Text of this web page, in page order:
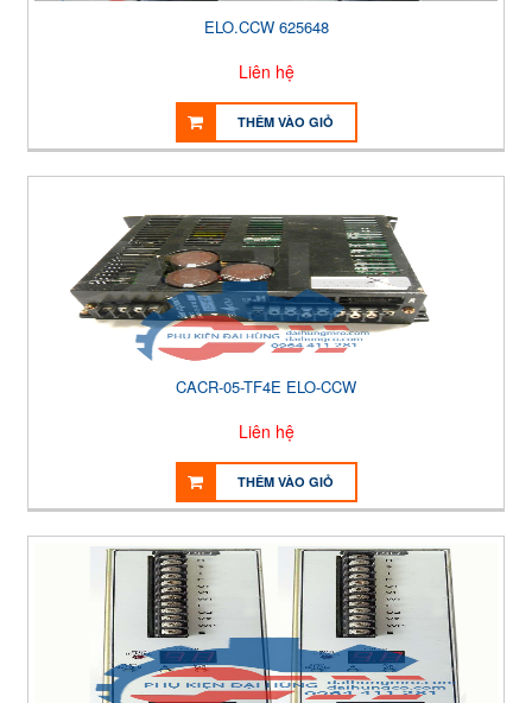
ELO.CCW 625648
Liên hệ
THÊM VÀO GIỎ
CACR-05-TF4E ELO-CCW
Liên hệ
THÊM VÀO GIỎ